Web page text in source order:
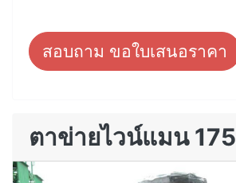
สอบถาม ขอใบเสนอราคา
ตาข่ายไวน์แมน 175